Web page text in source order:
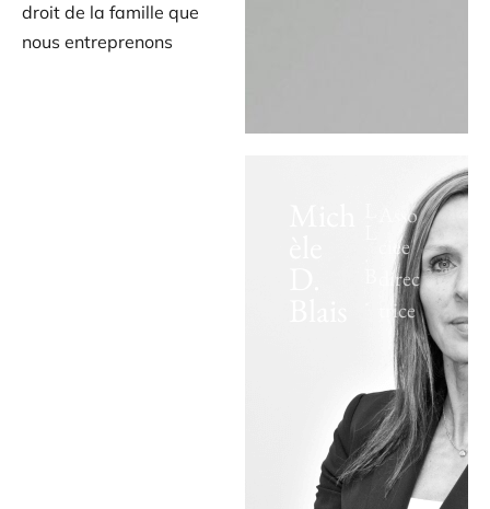
droit de la famille que
nous entreprenons
Asso
ciée
direc
trice